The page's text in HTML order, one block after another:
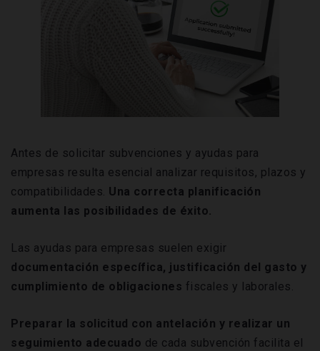
Antes de solicitar subvenciones y ayudas para
empresas resulta esencial analizar requisitos, plazos y
compatibilidades. Una correcta planificación
aumenta las posibilidades de éxito.
Las ayudas para empresas suelen exigir
documentación específica, justificación del gasto y
cumplimiento de obligaciones fiscales y laborales.
Preparar la solicitud con antelación y realizar un
seguimiento adecuado de cada subvención facilita el